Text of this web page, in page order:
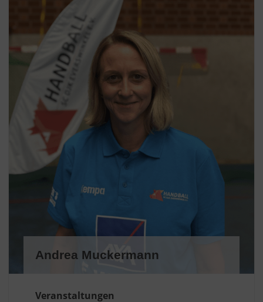
Andrea Muckermann
Veranstaltungen